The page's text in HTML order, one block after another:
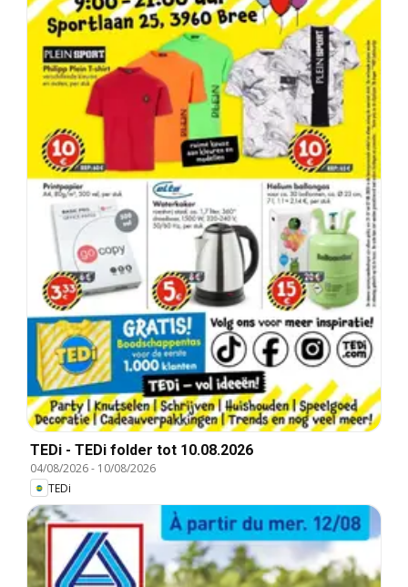
TEDi - TEDi folder tot 10.08.2026
04/08/2026- 10/08/2026
TEDi